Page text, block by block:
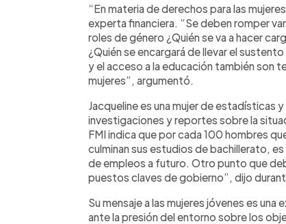
“En materia de derechos para las
experta financiera. “Se deben romper
roles de género ¿Quién se va a hacer
¿Quién se encargará de llevar el
y el acceso a la educación también son
mujeres”, argumentó.
Jacqueline es una mujer de
investigaciones y reportes sobre la
FMI indica que por cada 100 hombres
culminan sus estudios de bachillerato,
de empleos a futuro. Otro punto que
puestos claves de gobierno”, dijo
Su mensaje a las mujeres jóvenes es
ante la presión del entorno sobre los